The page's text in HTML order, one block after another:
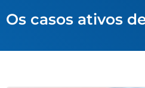
Os casos ativos